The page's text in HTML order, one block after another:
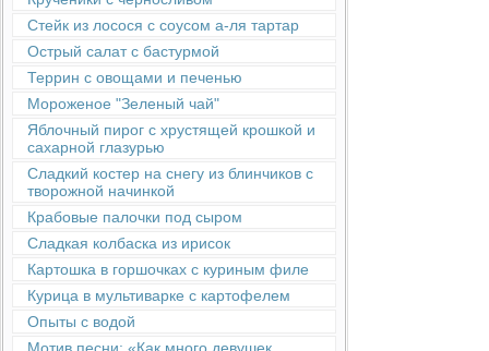
Стейк из лосося с соусом а-ля тартар
Острый салат с бастурмой
Террин с овощами и печенью
Мороженое "Зеленый чай"
Яблочный пирог с хрустящей крошкой и
сахарной глазурью
Сладкий костер на снегу из блинчиков с
творожной начинкой
Крабовые палочки под сыром
Сладкая колбаска из ирисок
Картошка в горшочках с куриным филе
Курица в мультиварке с картофелем
Опыты с водой